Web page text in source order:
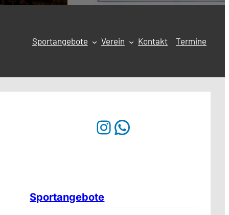
Sportangebote Verein Kontakt Termine
Instagram WhatsApp
Sportangebote